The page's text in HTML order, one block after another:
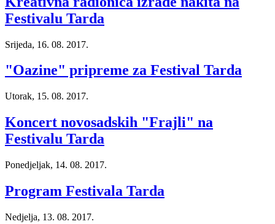
Festivalu Tarda
Srijeda, 16. 08. 2017.
"Oazine" pripreme za Festival Tarda
Utorak, 15. 08. 2017.
Koncert novosadskih "Frajli" na
Festivalu Tarda
Ponedjeljak, 14. 08. 2017.
Program Festivala Tarda
Nedjelja, 13. 08. 2017.